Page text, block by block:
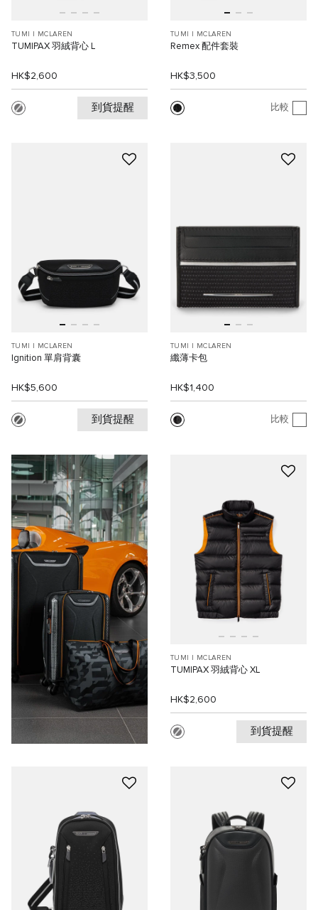
TUMI I MCLAREN
TUMIPAX 羽絨背心 L
HK$2,600
到貨提醒
TUMI I MCLAREN
Remex 配件套裝
HK$3,500
比較
TUMI I MCLAREN
Ignition 單肩背囊
HK$5,600
到貨提醒
TUMI I MCLAREN
纖薄卡包
HK$1,400
比較
TUMI I MCLAREN
TUMIPAX 羽絨背心 XL
HK$2,600
到貨提醒